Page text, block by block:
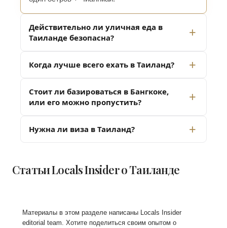
Действительно ли уличная еда в
Таиланде безопасна?
Когда лучше всего ехать в Таиланд?
Стоит ли базироваться в Бангкоке,
или его можно пропустить?
Нужна ли виза в Таиланд?
Статьи Locals Insider о Таиланде
Материалы в этом разделе написаны Locals Insider
editorial team. Хотите поделиться своим опытом о